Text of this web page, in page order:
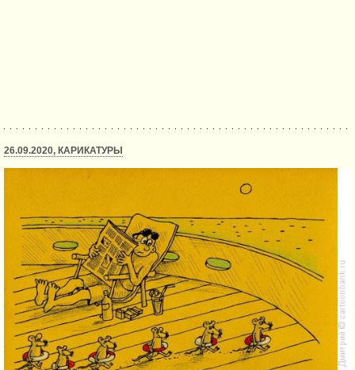
26.09.2020, КАРИКАТУРЫ